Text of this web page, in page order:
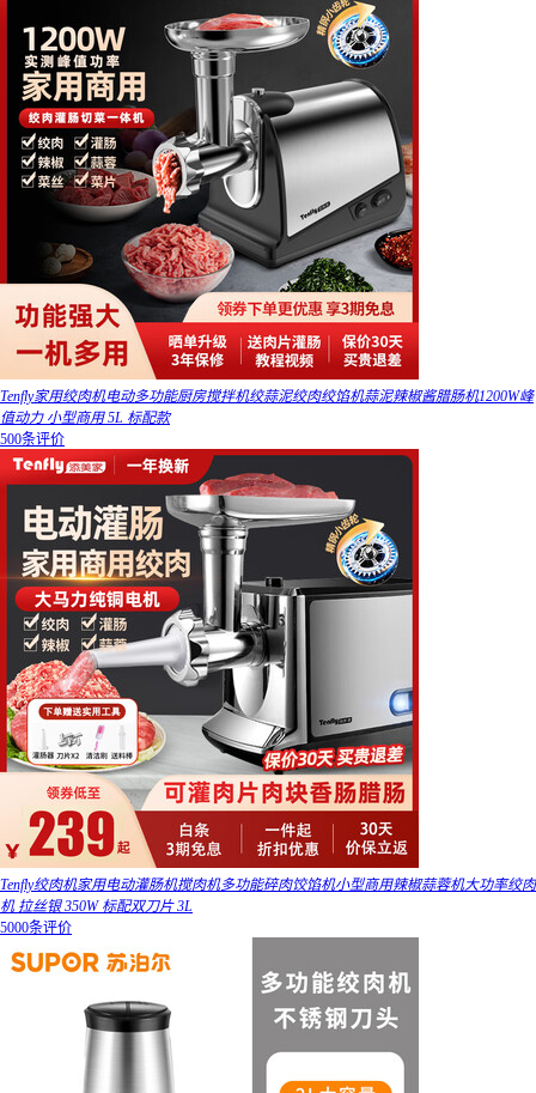
Tenfly家用绞肉机电动多功能厨房搅拌机绞蒜泥绞肉绞馅机蒜泥辣椒酱腊肠机1200W峰
值动力 小型商用 5L 标配款
500条评价
Tenfly绞肉机家用电动灌肠机搅肉机多功能碎肉饺馅机小型商用辣椒蒜蓉机大功率绞肉
机 拉丝银 350W 标配双刀片 3L
5000条评价